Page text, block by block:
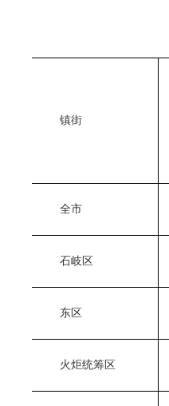
镇街
全市
石岐区
东区
火炬统筹区